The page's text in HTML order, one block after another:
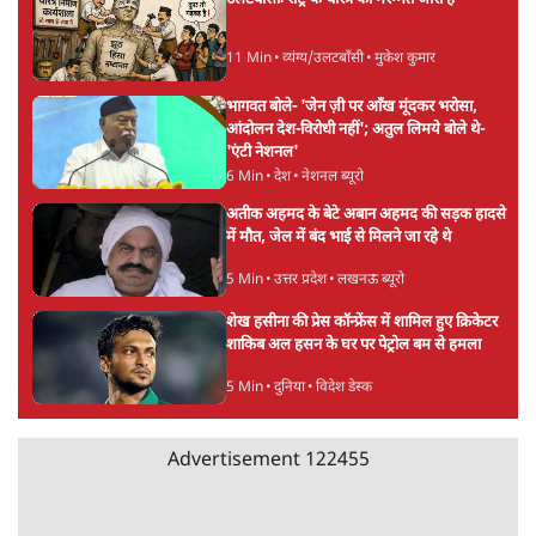
शीतल पी. सिंह
1984 से अमर उजाला, चौथी दुनिया, इंडिया टुडे, समय सूत्रधार,
स्वतंत्र भारत, दैनिक जागरण आदि में 1993 तक लगातार रिपोर्टिंग
की। इसके बाद पारिवारिक व्यवसाय में क़रीब दो दशक गुज़ारने के
बाद पत्रकारिता में पुनर्वापसी को प्रयासरत। बीच में 2010-11 में
'समकाल' पाक्षिक समाचार पत्रिका का क़रीब एक वर्ष प्रकाशन किया
।
शीतल पी. सिंहकी और स्टोरी पढ़ें
अगली खबर लोड हो रही है...